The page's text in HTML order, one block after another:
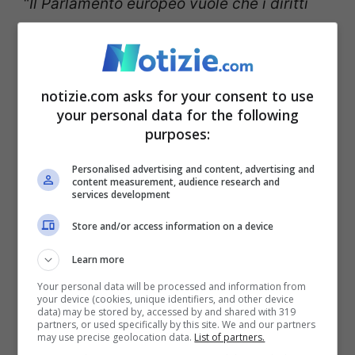
tutti gli ambiti politici. –ha continuato la
presidente– Ciò è ora più importante che
mai a causa della reazione globale contro
la tutela dei diritti delle donne.
diritti sessuali e riproduttivi”. Le istituzioni
dell’Unione europea dovrebbero quindi
sostenere i Paesi partner nell’affrontare la
discriminazione di genere e dare il buon
esempio nella promozione
dell’uguaglianza.
notizie.com asks for your consent to use
your personal data for the following
purposes:
Personalised advertising and content, advertising and
content measurement, audience research and
services development
Store and/or access information on a device
Learn more
Your personal data will be processed and information from
your device (cookies, unique identifiers, and other device
data) may be stored by, accessed by and shared with 319
partners, or used specifically by this site. We and our partners
may use precise geolocation data. List of partners.